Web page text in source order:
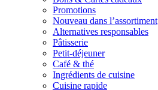
Promotions
Nouveau dans l’assortiment
Alternatives responsables
Pâtisserie
Petit-déjeuner
Café & thé
Ingrédients de cuisine
Cuisine rapide